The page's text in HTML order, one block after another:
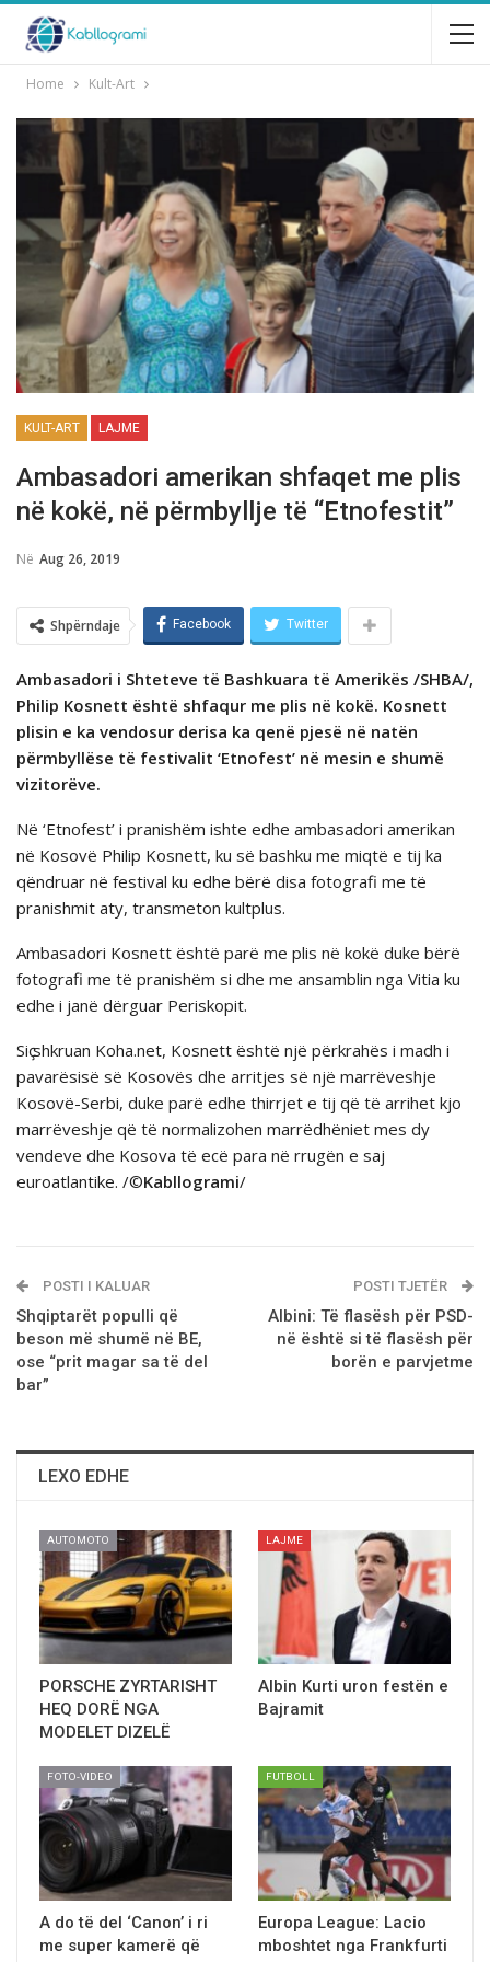
Home Kult-Art
KULT-ART LAJME
Ambasadori amerikan shfaqet me plis
në kokë, në përmbyllje të “Etnofestit”
Në Aug 26, 2019
Shpërndaje Facebook Twitter
Ambasadori i Shteteve të Bashkuara të Amerikës /SHBA/,
Philip Kosnett është shfaqur me plis në kokë. Kosnett
plisin e ka vendosur derisa ka qenë pjesë në natën
përmbyllëse të festivalit ‘Etnofest’ në mesin e shumë
vizitorëve.
Në ‘Etnofest’ i pranishëm ishte edhe ambasadori amerikan
në Kosovë Philip Kosnett, ku së bashku me miqtë e tij ka
qëndruar në festival ku edhe bërë disa fotografi me të
pranishmit aty, transmeton kultplus.
Ambasadori Kosnett është parë me plis në kokë duke bërë
fotografi me të pranishëm si dhe me ansamblin nga Vitia ku
edhe i janë dërguar Periskopit.
Siҫ shkruan Koha.net, Kosnett është një përkrahës i madh i
pavarësisë së Kosovës dhe arritjes së një marrëveshje
Kosovë-Serbi, duke parë edhe thirrjet e tij që të arrihet kjo
marrëveshje që të normalizohen marrëdhëniet mes dy
vendeve dhe Kosova të ecë para në rrugën e saj
euroatlantike. /©Kabllogrami/
POSTI I KALUAR
Shqiptarët populli që
beson më shumë në BE,
ose “prit magar sa të del
bar”
POSTI TJETËR
Albini: Të flasësh për PSD-
në është si të flasësh për
borën e parvjetme
LEXO EDHE
AUTOMOTO
PORSCHE ZYRTARISHT
HEQ DORË NGA
MODELET DIZELË
LAJME
Albin Kurti uron festën e
Bajramit
FOTO-VIDEO
A do të del ‘Canon’ i ri
me super kamerë që
FUTBOLL
Europa League: Lacio
mboshtet nga Frankfurti